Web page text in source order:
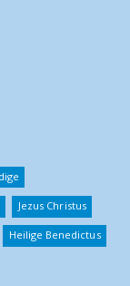
Jezus Christus
Heilige Benedictus